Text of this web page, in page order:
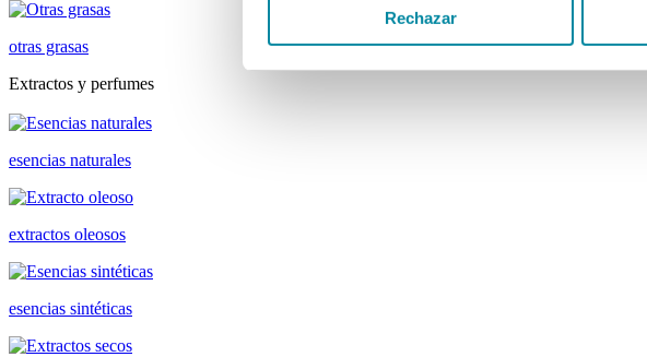
Rechazar
otras grasas
Extractos y perfumes
esencias naturales
extractos oleosos
esencias sintéticas